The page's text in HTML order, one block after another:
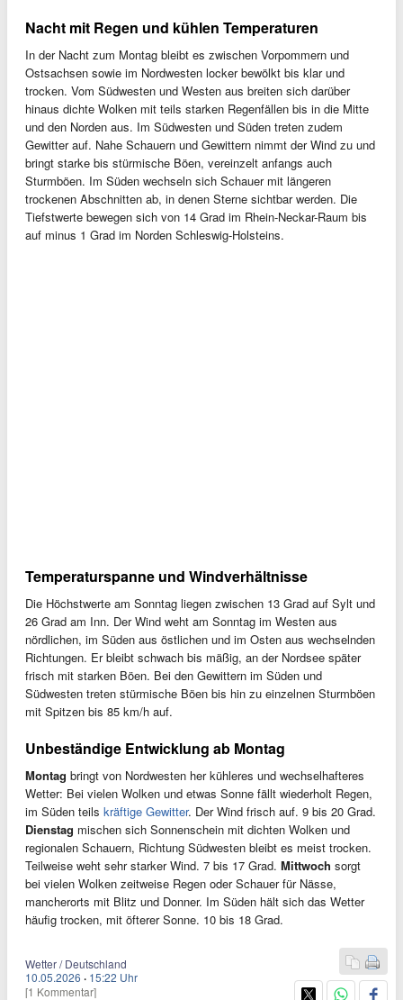
Nacht mit Regen und kühlen Temperaturen
In der Nacht zum Montag bleibt es zwischen Vorpommern und
Ostsachsen sowie im Nordwesten locker bewölkt bis klar und
trocken. Vom Südwesten und Westen aus breiten sich darüber
hinaus dichte Wolken mit teils starken Regenfällen bis in die Mitte
und den Norden aus. Im Südwesten und Süden treten zudem
Gewitter auf. Nahe Schauern und Gewittern nimmt der Wind zu und
bringt starke bis stürmische Böen, vereinzelt anfangs auch
Sturmböen. Im Süden wechseln sich Schauer mit längeren
trockenen Abschnitten ab, in denen Sterne sichtbar werden. Die
Tiefstwerte bewegen sich von 14 Grad im Rhein-Neckar-Raum bis
auf minus 1 Grad im Norden Schleswig-Holsteins.
Temperaturspanne und Windverhältnisse
Die Höchstwerte am Sonntag liegen zwischen 13 Grad auf Sylt und
26 Grad am Inn. Der Wind weht am Sonntag im Westen aus
nördlichen, im Süden aus östlichen und im Osten aus wechselnden
Richtungen. Er bleibt schwach bis mäßig, an der Nordsee später
frisch mit starken Böen. Bei den Gewittern im Süden und
Südwesten treten stürmische Böen bis hin zu einzelnen Sturmböen
mit Spitzen bis 85 km/h auf.
Unbeständige Entwicklung ab Montag
Montag bringt von Nordwesten her kühleres und wechselhafteres
Wetter: Bei vielen Wolken und etwas Sonne fällt wiederholt Regen,
im Süden teils kräftige Gewitter. Der Wind frisch auf. 9 bis 20 Grad.
Dienstag mischen sich Sonnenschein mit dichten Wolken und
regionalen Schauern, Richtung Südwesten bleibt es meist trocken.
Teilweise weht sehr starker Wind. 7 bis 17 Grad. Mittwoch sorgt
bei vielen Wolken zeitweise Regen oder Schauer für Nässe,
mancherorts mit Blitz und Donner. Im Süden hält sich das Wetter
häufig trocken, mit öfterer Sonne. 10 bis 18 Grad.
Wetter / Deutschland
10.05.2026 · 15:22 Uhr
[1 Kommentar]